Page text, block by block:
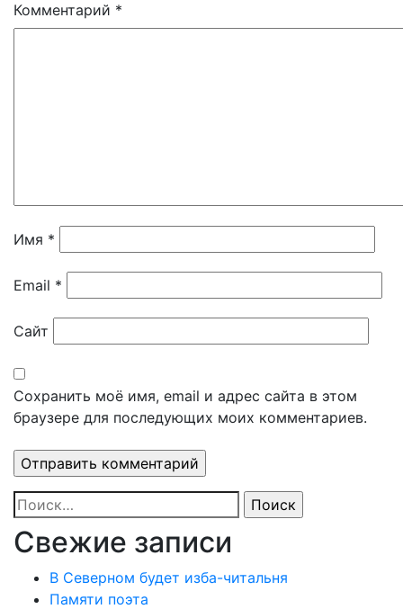
Комментарий *
Имя *
Email *
Сайт
Сохранить моё имя, email и адрес сайта в этом
браузере для последующих моих комментариев.
Найти:
Свежие записи
В Северном будет изба-читальня
Памяти поэта